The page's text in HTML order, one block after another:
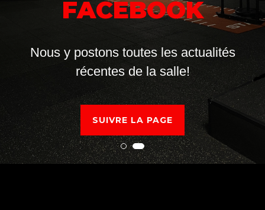
Votre salle de sport ouverte 7 jours sur 7.
VOIR LES TARIFS